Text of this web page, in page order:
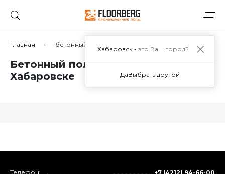
Главная бетонный пол для склада
Бетонный пол для склада в
Хабаровске
Телефон:
Хабаровск - это Ваш город?
ДаВыбрать другой